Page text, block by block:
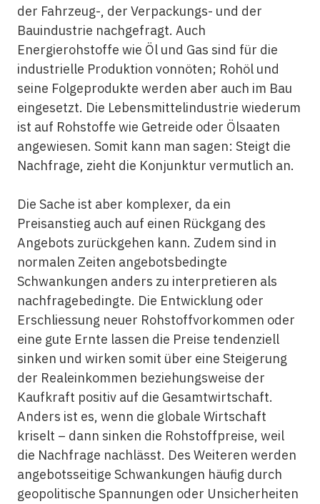
der Fahrzeug-, der Verpackungs- und der
Bauindustrie nachgefragt. Auch
Energierohstoffe wie Öl und Gas sind für die
industrielle Produktion vonnöten; Rohöl und
seine Folgeprodukte werden aber auch im Bau
eingesetzt. Die Lebensmittelindustrie wiederum
ist auf Rohstoffe wie Getreide oder Ölsaaten
angewiesen. Somit kann man sagen: Steigt die
Nachfrage, zieht die Konjunktur vermutlich an.
Die Sache ist aber komplexer, da ein
Preisanstieg auch auf einen Rückgang des
Angebots zurückgehen kann. Zudem sind in
normalen Zeiten angebotsbedingte
Schwankungen anders zu interpretieren als
nachfragebedingte. Die Entwicklung oder
Erschliessung neuer Rohstoffvorkommen oder
eine gute Ernte lassen die Preise tendenziell
sinken und wirken somit über eine Steigerung
der Realeinkommen beziehungsweise der
Kaufkraft positiv auf die Gesamtwirtschaft.
Anders ist es, wenn die globale Wirtschaft
kriselt – dann sinken die Rohstoffpreise, weil
die Nachfrage nachlässt. Des Weiteren werden
angebotsseitige Schwankungen häufig durch
geopolitische Spannungen oder Unsicherheiten